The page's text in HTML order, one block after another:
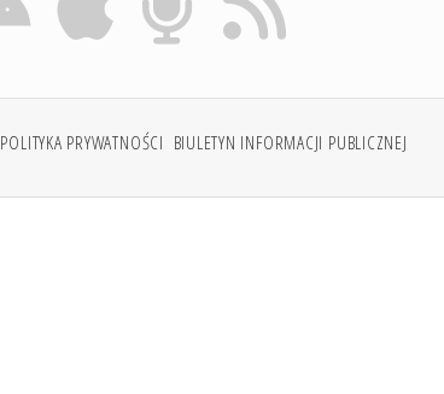
POLITYKA PRYWATNOŚCI BIULETYN INFORMACJI PUBLICZNEJ